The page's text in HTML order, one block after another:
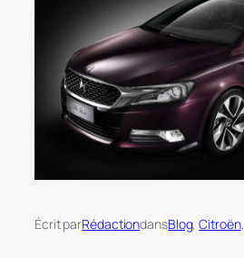
Écrit parRédactiondansBlog, Citroën,